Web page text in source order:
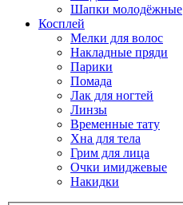
Шапки молодёжные
Косплей
Мелки для волос
Накладные пряди
Парики
Помада
Лак для ногтей
Линзы
Временные тату
Хна для тела
Грим для лица
Очки имиджевые
Накидки